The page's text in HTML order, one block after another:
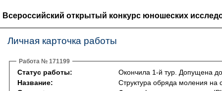
Всероссийский открытый конкурс юношеских
Личная карточка работы
Работа № 171199
Статус работы:
Окончила 1-й тур. Допущена
Название:
Структура обряда моления на